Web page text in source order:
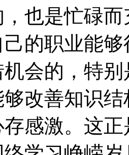
也是忙碌
的职业能
会的，特
改善知识
感激。这正